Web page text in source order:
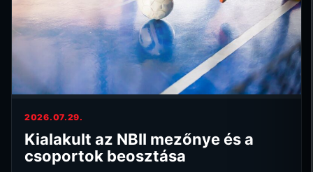
2026.07.29.
Kialakult az NBII mezőnye és a
csoportok beosztása